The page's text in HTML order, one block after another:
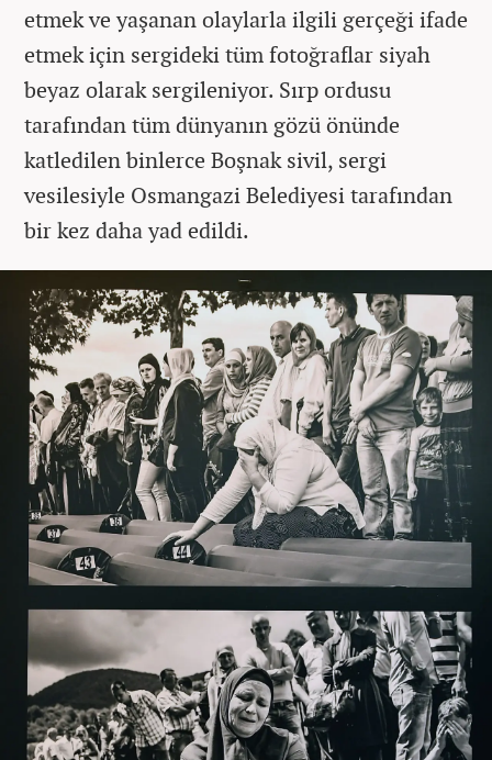
etmek ve yaşanan olaylarla ilgili gerçeği ifade
etmek için sergideki tüm fotoğraflar siyah
beyaz olarak sergileniyor. Sırp ordusu
tarafından tüm dünyanın gözü önünde
katledilen binlerce Boşnak sivil, sergi
vesilesiyle Osmangazi Belediyesi tarafından
bir kez daha yad edildi.